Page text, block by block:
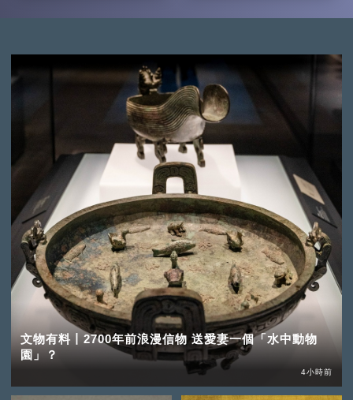
文物有料丨2700年前浪漫信物 送愛妻一個「水中動物
園」？
4小時前